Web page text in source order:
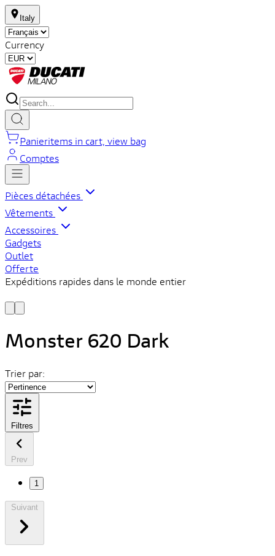
Italy
Currency
Panieritems in cart, view bag
Comptes
Pièces détachées
Vêtements
Accessoires
Gadgets
Outlet
Offerte
Expéditions rapides dans le monde entier
Monster 620 Dark
Trier par:
Filtres
Prev
1